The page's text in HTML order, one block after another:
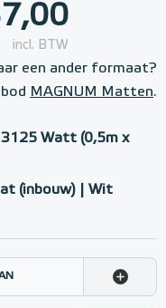
incl. BTW
een ander formaat?
MAGNUM Matten.
Watt (0,5m x
(inbouw) | Wit